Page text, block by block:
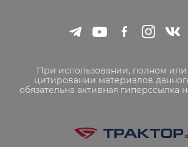
При использовании, полном или
цитировании материалов
обязательна активная гиперссылка